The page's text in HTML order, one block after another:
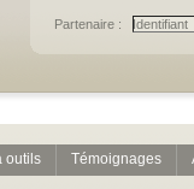
Partenaire :
outils Témoignages